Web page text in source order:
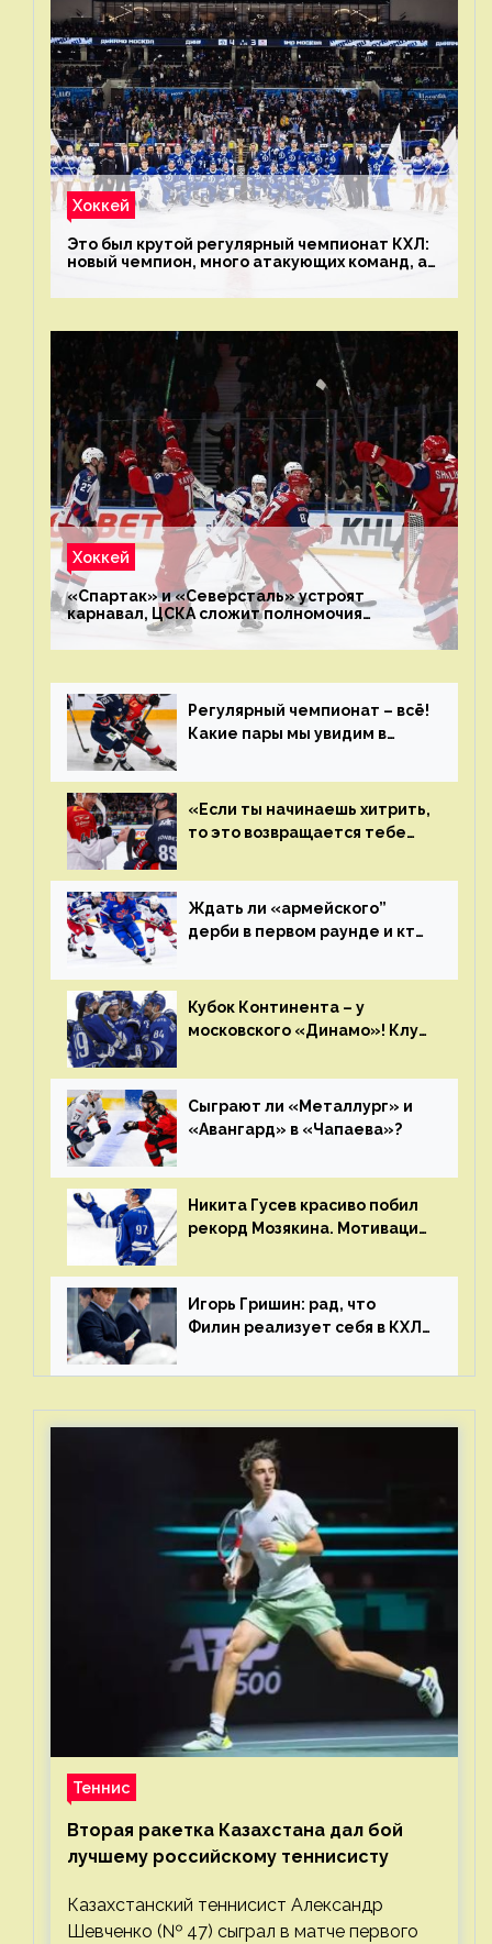
Хоккей
Это был крутой регулярный чемпионат КХЛ:
новый чемпион, много атакующих команд, а
Хоккей
«Спартак» и «Северсталь» устроят
карнавал, ЦСКА сложит полномочия
чемпиона. Превью первого раунда плей-офф
на Западе
Регулярный чемпионат – всё!
Какие пары мы увидим в
«Если ты начинаешь хитрить,
то это возвращается тебе
Ждать ли «армейского”
дерби в первом раунде и кто
Главные интриги последнего
дня «регулярки” КХЛ
Кубок Континента – у
московского «Динамо»! Клуб
сезон
Сыграют ли «Металлург» и
«Авангард» в «Чапаева»?
Никита Гусев красиво побил
рекорд Мозякина. Мотивации
много
Игорь Гришин: рад, что
Филин реализует себя в КХЛ
стали загонять его в рамки
Теннис
Вторая ракетка Казахстана дал бой
лучшему российскому теннисисту
Казахстанский теннисист Александр
Шевченко (№ 47) сыграл в матче первого